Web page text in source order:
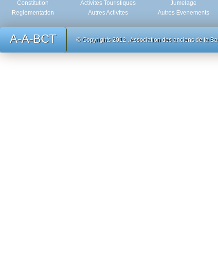
Constitution
Reglementation
Activites Touristiques
Autres Activites
Jumelage
Autres Evenements
A-A-BCT © Copyrights 2012 , Association des anciens de la